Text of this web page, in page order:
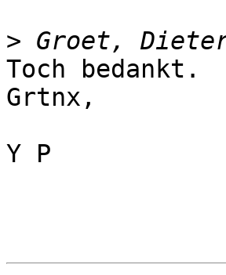
>
Toch bedankt.
Grtnx,
Y P